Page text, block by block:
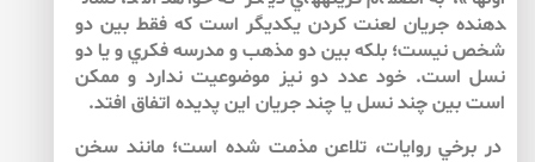
دهنده جريان لعنت كردن يكديگر است كه فقط بين دو
شخص نيست؛ بلكه بين دو مذهب و مدرسه فكري و يا دو
نسل است. خود عدد دو نيز موضوعيت ندارد و ممكن
است بين چند نسل يا چند جريان اين پديده اتفاق افتد.
در برخي روايات، تلاعن مذمت شده است؛ مانند سخن